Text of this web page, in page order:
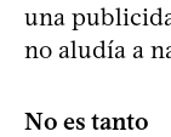
una
no aludía a
No es tanto